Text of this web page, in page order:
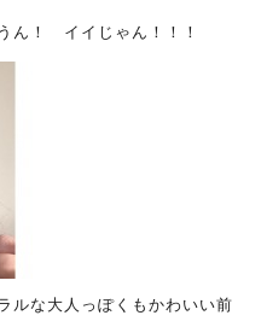
じゃん！！！
ルな大人っぽくもかわいい前